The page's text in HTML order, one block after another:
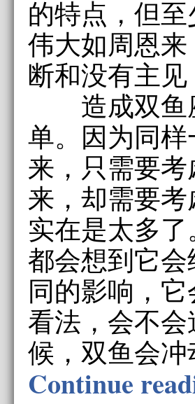
的特点，但
伟大如周恩
断和没有主
造成双鱼
单。因为同
来，只需要
来，却需要
实在是太多
都会想到它
同的影响，
看法，会不
候，双鱼会
Continue